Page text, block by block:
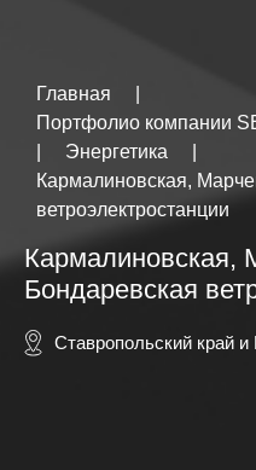
Главная
Портфолио компании
Энергетика
Кармалиновская,
ветроэлектростанции
Кармалиновская,
Бондаревская
Ставропольский край и